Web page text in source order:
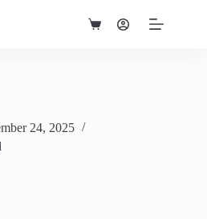
Shopping
24, 2025